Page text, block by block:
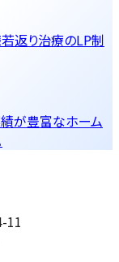
返り治療のLP制
績が豊富なホーム
11